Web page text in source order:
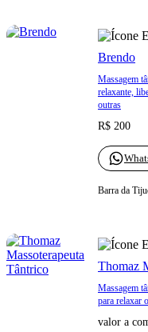
Brendo
Massagem
relaxante,
outras
R$ 200
Barra da
Thomaz
Massagem
para relaxar
valor a